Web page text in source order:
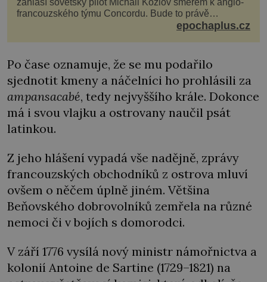
zahlásí sovětský pilot Michail Kozlov směrem k anglo-
francouzského týmu Concordu. Bude to právě
konkurenční boj, co bude stát za smrtí celé 6členné
epochaplus.cz
Po čase oznamuje, že se mu podařilo
sjednotit kmeny a náčelníci ho prohlásili za
ampansacabé, tedy nejvyššího krále. Dokonce
má i svou vlajku a ostrovany naučil psát
latinkou.
Z jeho hlášení vypadá vše nadějně, zprávy
francouzských obchodníků z ostrova mluví
ovšem o něčem úplně jiném. Většina
Beňovského dobrovolníků zemřela na různé
nemoci či v bojích s domorodci.
V září 1776 vysílá nový ministr námořnictva a
kolonií Antoine de Sartine (1729–1821) na